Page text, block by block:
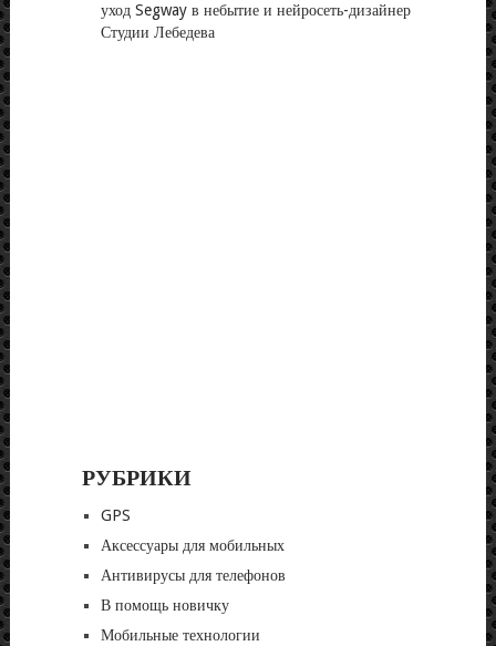
уход Segway в небытие и нейросеть-дизайнер
Студии Лебедева
РУБРИКИ
GPS
Аксессуары для мобильных
Антивирусы для телефонов
В помощь новичку
Мобильные технологии